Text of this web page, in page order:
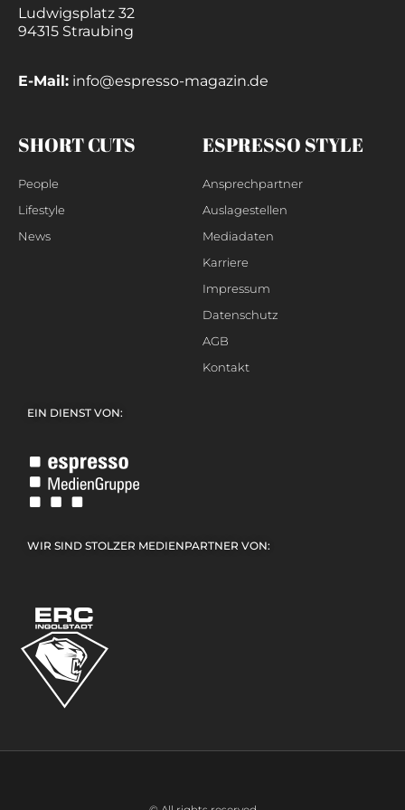
Ludwigsplatz 32
94315 Straubing
E-Mail: info@espresso-magazin.de
SHORT CUTS
People
Lifestyle
News
ESPRESSO STYLE
Ansprechpartner
Auslagestellen
Mediadaten
Karriere
Impressum
Datenschutz
AGB
Kontakt
EIN DIENST VON:
WIR SIND STOLZER MEDIENPARTNER VON: